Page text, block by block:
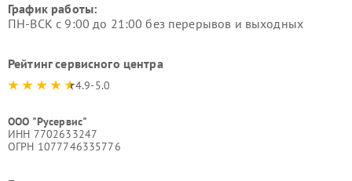
График работы:
ПН-ВСК с 9:00 до 21:00 без перерывов и выходных
Рейтинг сервисного центра
4.9-5.0
ООО "Русервис"
ИНН 7702633247
ОГРН 1077746335776